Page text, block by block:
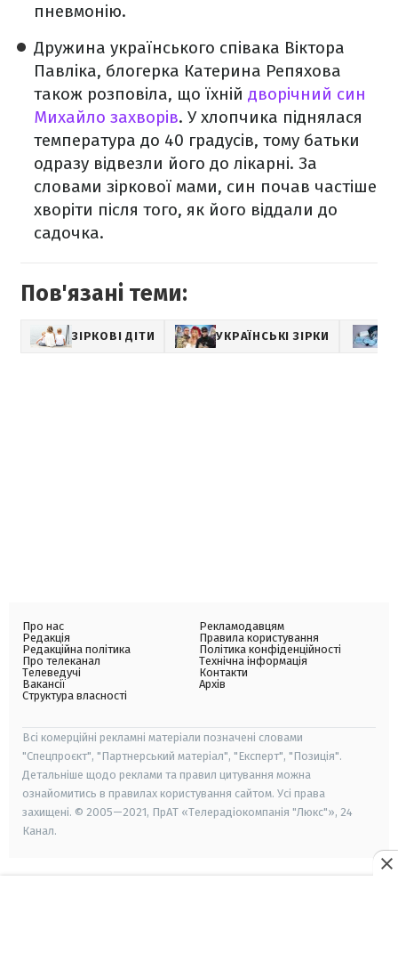
пневмонію.
Дружина українського співака Віктора
Павліка, блогерка Катерина Репяхова
також розповіла, що їхній дворічний син
Михайло захворів. У хлопчика піднялася
температура до 40 градусів, тому батьки
одразу відвезли його до лікарні. За
словами зіркової мами, син почав частіше
хворіти після того, як його віддали до
садочка.
Пов'язані теми:
ЗІРКОВІ ДІТИ УКРАЇНСЬКІ ЗІРКИ
Про нас
Редакція
Редакційна політика
Про телеканал
Телеведучі
Вакансії
Структура власності
Рекламодавцям
Правила користування
Політика конфіденційності
Технічна інформація
Контакти
Архів
Всі комерційні рекламні матеріали позначені словами
"Спецпроєкт", "Партнерський матеріал", "Експерт", "Позиція".
Детальніше щодо реклами та правил цитування можна
ознайомитись в правилах користування сайтом. Усі права
захищені. © 2005—2021, ПрАТ «Телерадіокомпанія "Люкс"», 24
Канал.